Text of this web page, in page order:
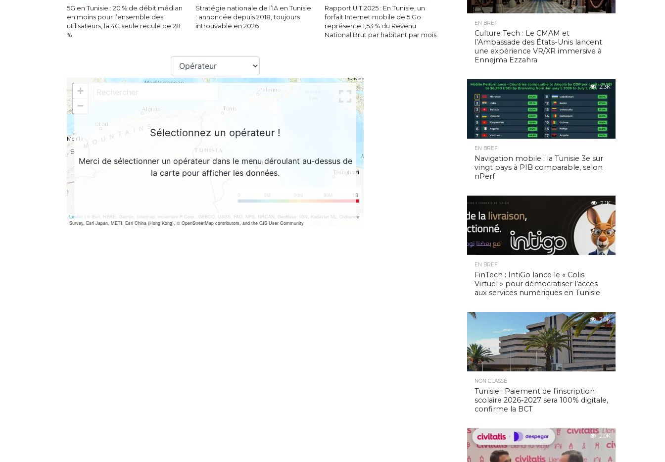
5G en Tunisie : 20 % de débit médian
en moins pour l’ensemble des
utilisateurs, la 4G seule recule de 28
%
Stratégie nationale de l’IA en Tunisie
: annoncée depuis 2018, toujours
introuvable en 2026
Rapport UIT 2025 : En Tunisie, un
forfait Internet mobile de 5 Go
représente 1,53 % du Revenu
National Brut par habitant par mois
EN BREF
Culture Tech : Le CMAM et
l’Ambassade des États-Unis lancent
une expérience VR/XR immersive à
Ennejma Ezzahra
2.3K
EN BREF
Navigation mobile : la Tunisie 3e sur
vingt pays à PIB comparable, selon
nPerf
2.1K
EN BREF
FinTech : IntiGo lance le « Colis
Virtuel » pour démocratiser l’accès
aux services numériques en Tunisie
2.0K
NON CLASSÉ
Tunisie : Paiement de l’inscription
scolaire 2026-2027 sera 100% digitale,
confirme la BCT
2.0K